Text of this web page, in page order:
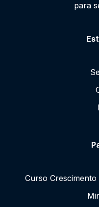
para
Curso Crescimento